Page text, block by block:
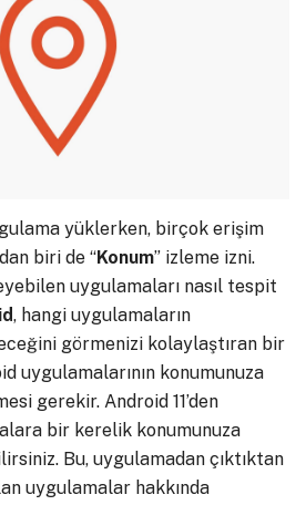
yüklerken, birçok erişim
biri de “Konum” izleme izni.
uygulamaları nasıl tespit
, hangi uygulamaların
görmenizi kolaylaştıran bir
uygulamalarının konumunuza
gerekir. Android 11’den
bir kerelik konumunuza
Bu, uygulamadan çıktıktan
uygulamalar hakkında